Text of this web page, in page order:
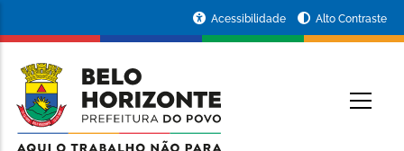
conteúdo
principal
da
Prefeitura
de
Acessibilidade Alto Contraste